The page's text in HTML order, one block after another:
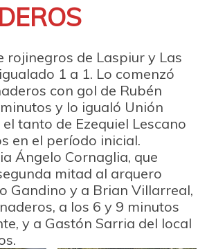
rojinegros de Laspiur y Las
1 a 1. Lo comenzó
con gol de Rubén
y lo igualó Unión
tanto de Ezequiel Lescano
en el período inicial.
Ángelo Cornaglia, que
mitad al arquero
Gandino y a Brian Villarreal,
a los 6 y 9 minutos
y a Gastón Sarria del local